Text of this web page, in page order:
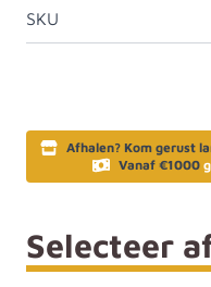
SKU
Afhalen? Kom gerust
Vanaf €1000
Selecteer